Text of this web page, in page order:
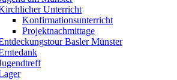
Unterricht
Konfirmationsunterricht
Projektnachmittage
Basler Münster